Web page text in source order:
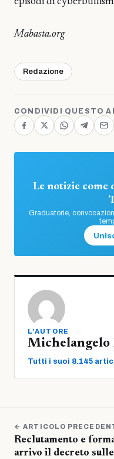
Mabasta.org
Redazione
CONDIVIDI QUESTO
Le notizie come
Graduatorie,
L'AUTORE
Michelangelo
Tutti i suoi 8.145
← ARTICOLO
Reclutamento e
arrivo il decreto